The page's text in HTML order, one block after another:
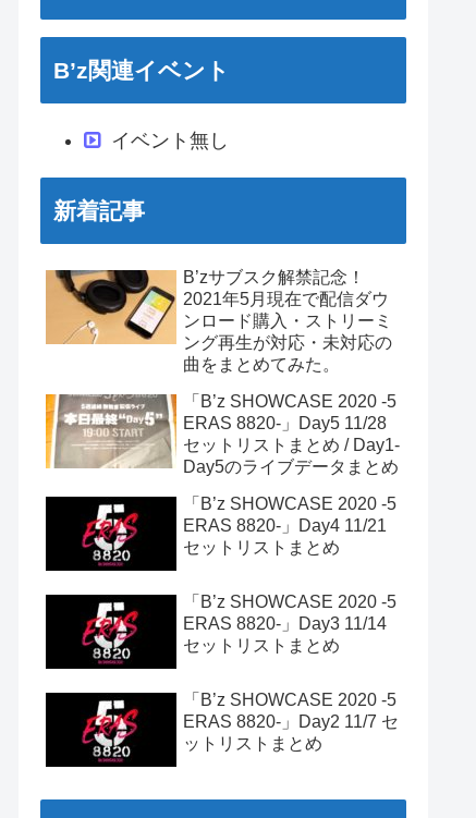
B’z関連イベント
イベント無し
新着記事
B’zサブスク解禁記念！
2021年5月現在で配信ダウ
ンロード購入・ストリーミ
ング再生が対応・未対応の
曲をまとめてみた。
「B’z SHOWCASE 2020 -5
ERAS 8820-」Day5 11/28
セットリストまとめ / Day1-
Day5のライブデータまとめ
「B’z SHOWCASE 2020 -5
ERAS 8820-」Day4 11/21
セットリストまとめ
「B’z SHOWCASE 2020 -5
ERAS 8820-」Day3 11/14
セットリストまとめ
「B’z SHOWCASE 2020 -5
ERAS 8820-」Day2 11/7 セ
ットリストまとめ